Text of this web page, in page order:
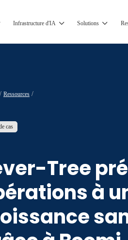
Infrastructure d'IA Solutions
Ressources
cas
Tree
à